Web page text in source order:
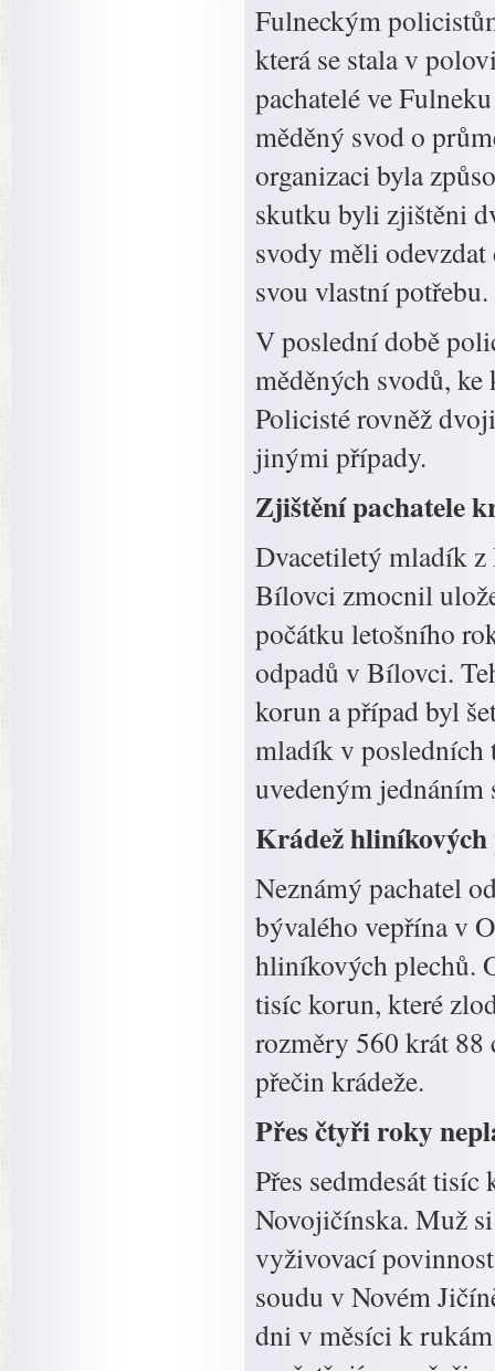
Fulneckým
která se stala v
pachatelé ve
měděný svod o
organizaci byla
skutku byli zjištěni
svody měli
svou vlastní potřebu.
V poslední době
měděných svodů,
Policisté rovněž
jinými případy.
Zjištění pachatele
Dvacetiletý mladík z
Bílovci zmocnil
počátku letošního
odpadů v Bílovci.
korun a případ byl
mladík v posledních
uvedeným jednáním
Krádež hliníkových
Neznámý pachatel
bývalého vepřína v
hliníkových plechů.
tisíc korun, které
rozměry 560 krát
přečin krádeže.
Přes čtyři roky
Přes sedmdesát
Novojičínska. Muž
vyživovací
soudu v Novém
dni v měsíci k